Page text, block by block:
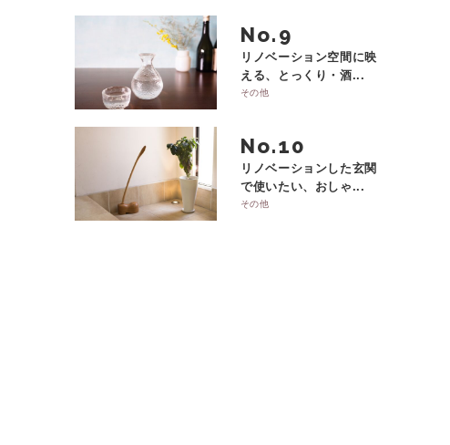
No.
リノベーション空間に映
える、とっくり・酒...
その他
No.
リノベーションした玄関
で使いたい、おしゃ...
その他